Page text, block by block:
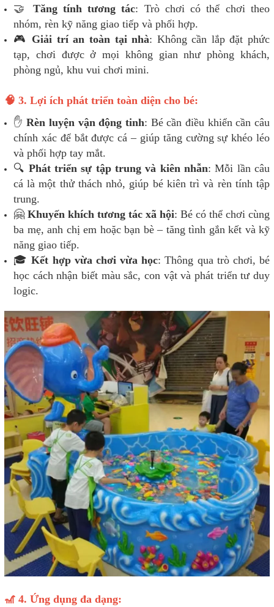
🤝 Tăng tính tương tác: Trò chơi có thể chơi theo
nhóm, rèn kỹ năng giao tiếp và phối hợp.
🎮 Giải trí an toàn tại nhà: Không cần lắp đặt phức
tạp, chơi được ở mọi không gian như phòng khách,
phòng ngủ, khu vui chơi mini.
🧠 3. Lợi ích phát triển toàn diện cho bé:
✋Rèn luyện vận động tinh: Bé cần điều khiển cần câu
chính xác để bắt được cá – giúp tăng cường sự khéo léo
và phối hợp tay mắt.
🔍 Phát triển sự tập trung và kiên nhẫn: Mỗi lần câu
cá là một thử thách nhỏ, giúp bé kiên trì và rèn tính tập
trung.
🤗 Khuyến khích tương tác xã hội: Bé có thể chơi cùng
ba mẹ, anh chị em hoặc bạn bè – tăng tình gắn kết và kỹ
năng giao tiếp.
🎓Kết hợp vừa chơi vừa học: Thông qua trò chơi, bé
học cách nhận biết màu sắc, con vật và phát triển tư duy
logic.
🎢 4. Ứng dụng đa dạng: